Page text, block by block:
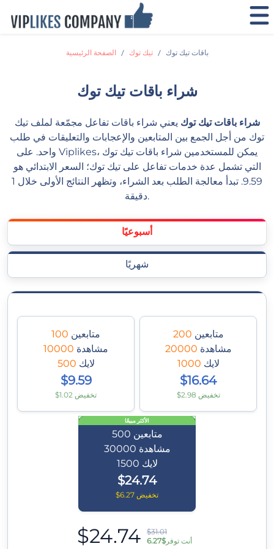
الصفحة الرئيسية تيك توك باقات تيك توك
شراء باقات تيك توك
شراء باقات تيك توك يعني شراء باقات تفاعل مجمّعة لملف تيك
توك من أجل الجمع بين المتابعين والإعجابات والتعليقات في طلب
واحد. على Viplikes، يمكن للمستخدمين شراء باقات تيك توك
التي تشمل عدة خدمات تفاعل على تيك توك؛ السعر الابتدائي هو
9.59. تبدأ معالجة الطلب بعد الشراء، وتظهر النتائج الأولى خلال 1
دقيقة.
أسبوعيًا
شهريًا
100 متابعين
10000 مشاهدة
500 لايك
$9.59
$1.02 تخفيض
200 متابعين
20000 مشاهدة
1000 لايك
$16.64
$2.98 تخفيض
الأكثر مبيعًا
500 متابعين
30000 مشاهدة
1500 لايك
$24.74
$6.27 تخفيض
$24.74
$31.01
أنت توفر$6.27